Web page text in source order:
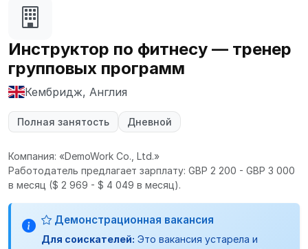
Инструктор по фитнесу — тренер
групповых программ
Кембридж, Англия
Полная занятость Дневной
Компания: «DemoWork Co., Ltd.»
Работодатель предлагает зарплату: GBP 2 200 - GBP 3 000
в месяц ($ 2 969 - $ 4 049 в месяц).
Демонстрационная вакансия
Для соискателей: Это вакансия устарела и